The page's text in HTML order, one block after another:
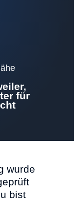
für
wurde
bist